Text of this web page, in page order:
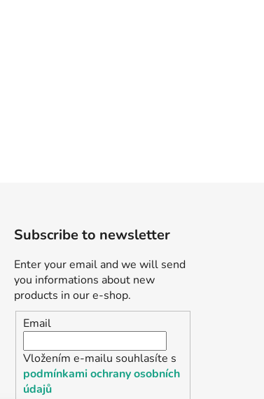
Subscribe to newsletter
Enter your email and we will send
you informations about new
products in our e-shop.
Email
Vložením e-mailu souhlasíte s
podmínkami ochrany osobních
údajů